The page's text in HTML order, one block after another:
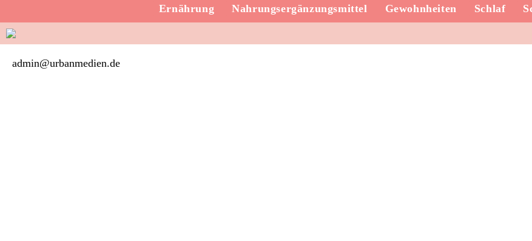
Ernährung Nahrungsergänzungsmittel Gewohnheiten Schlaf
admin@urbanmedien.de